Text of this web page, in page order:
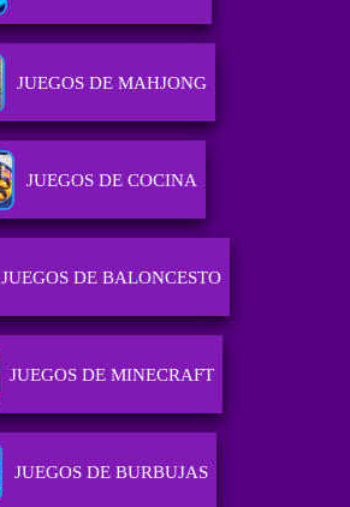
JUEGOS DE MAHJONG
JUEGOS DE COCINA
JUEGOS DE BALONCESTO
JUEGOS DE MINECRAFT
JUEGOS DE BURBUJAS